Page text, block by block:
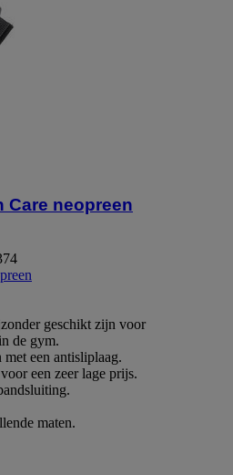
Care neopreen
geschikt zijn voor
de gym.
een antisliplaag.
een zeer lage prijs.
maten.